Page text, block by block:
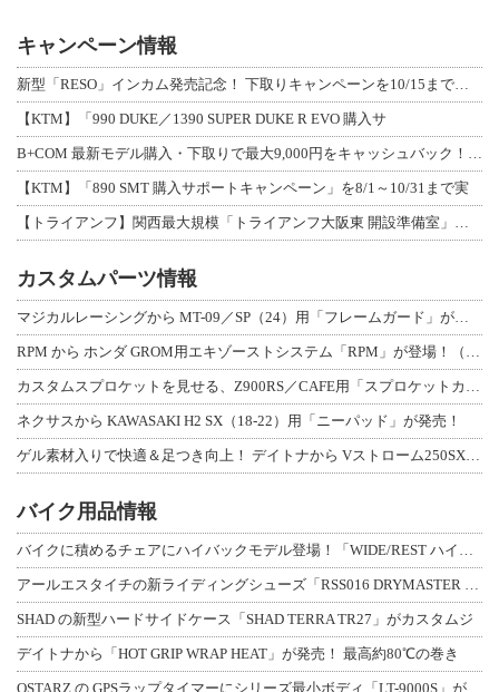
キャンペーン情報
【KTM】「990 DUKE／1390 SUPER DUKE R EVO 購入サ
【KTM】「890 SMT 購入サポートキャンペーン」を8/1～10/31まで実
カスタムパーツ情報
ネクサスから KAWASAKI H2 SX（18-22）用「ニーパッド」が発売！
バイク用品情報
SHAD の新型ハードサイドケース「SHAD TERRA TR27」がカスタムジ
デイトナから「HOT GRIP WRAP HEAT」が発売！ 最高約80℃の巻き
QSTARZ の GPSラップタイマーにシリーズ最小ボディ「LT-9000S」が